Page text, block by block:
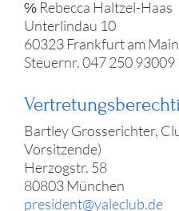
℅ Rebecca Haltzel-Haas
Unterlindau 10
60323 Frankfurt am Main
Steuernr. 047 250 93009
Bartley Grosserichter,
Vorsitzende)
Herzogstr. 58
80803 München
president@yaleclub.de